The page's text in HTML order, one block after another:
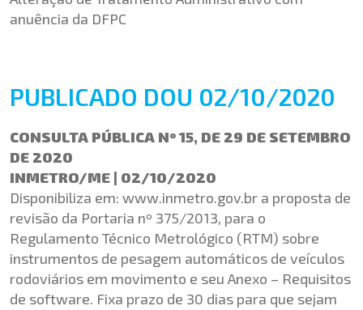
anuência da DFPC
PUBLICADO DOU 02/10/2020
CONSULTA PÚBLICA Nº 15, DE 29 DE SETEMBRO
DE 2020
INMETRO/ME | 02/10/2020
Disponibiliza em: www.inmetro.gov.br a proposta de
revisão da Portaria nº 375/2013, para o
Regulamento Técnico Metrológico (RTM) sobre
instrumentos de pesagem automáticos de veículos
rodoviários em movimento e seu Anexo – Requisitos
de software. Fixa prazo de 30 dias para que sejam